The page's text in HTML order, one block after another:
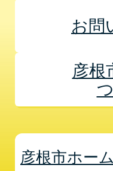
お問
彦根
彦根市ホー